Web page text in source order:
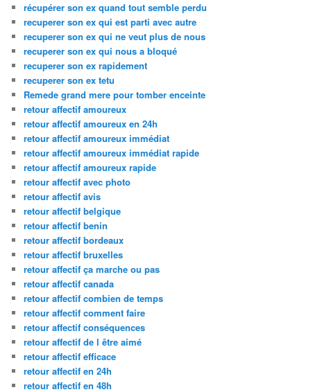
récupérer son ex quand tout semble perdu
recuperer son ex qui est parti avec autre
recuperer son ex qui ne veut plus de nous
recuperer son ex qui nous a bloqué
recuperer son ex rapidement
recuperer son ex tetu
Remede grand mere pour tomber enceinte
retour affectif amoureux
retour affectif amoureux en 24h
retour affectif amoureux immédiat
retour affectif amoureux immédiat rapide
retour affectif amoureux rapide
retour affectif avec photo
retour affectif avis
retour affectif belgique
retour affectif benin
retour affectif bordeaux
retour affectif bruxelles
retour affectif ça marche ou pas
retour affectif canada
retour affectif combien de temps
retour affectif comment faire
retour affectif conséquences
retour affectif de l être aimé
retour affectif efficace
retour affectif en 24h
retour affectif en 48h